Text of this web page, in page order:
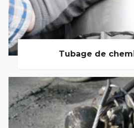
Tubage de